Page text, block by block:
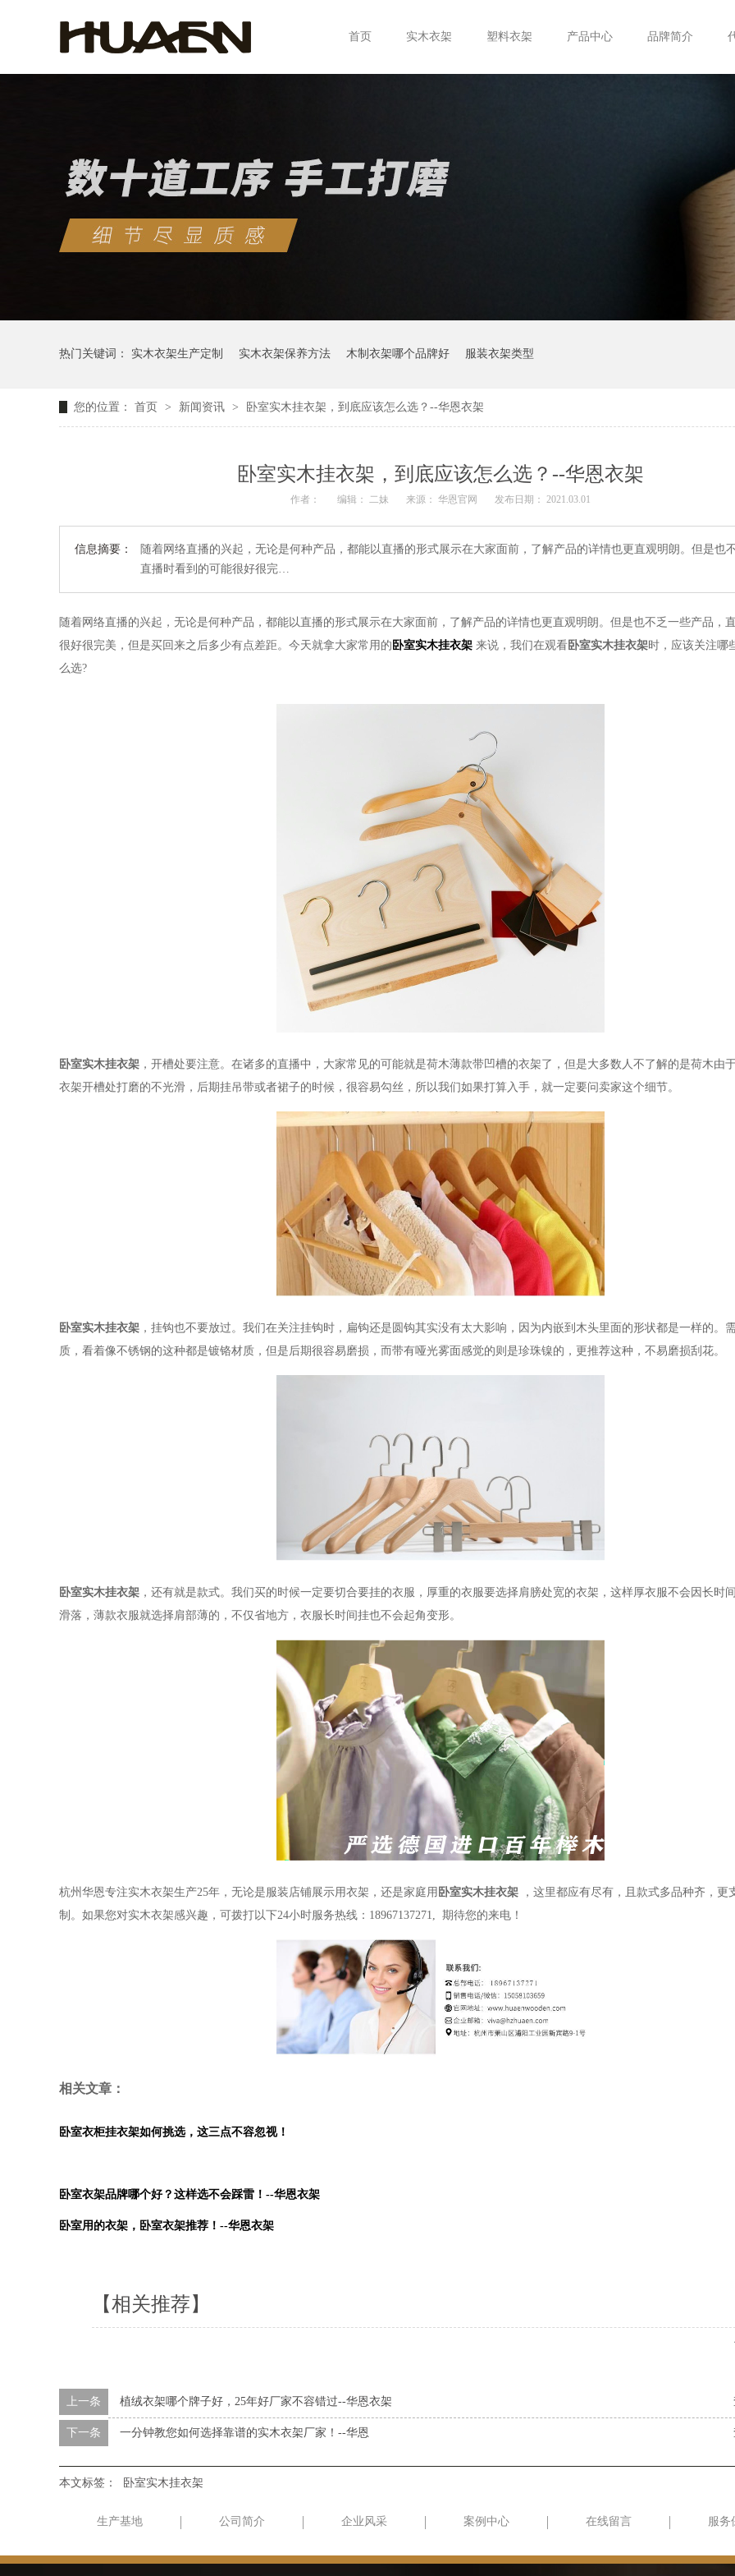
首页 实木衣架 塑料衣架 产品中心 品牌简介
热门关键词： 实木衣架生产定制 实木衣架保养方法 木制衣架哪个品牌好 服装衣架类型
您的位置： 首页 > 新闻资讯 > 卧室实木挂衣架，到底应该怎么选？--华恩衣架
卧室实木挂衣架，到底应该怎么选？--华恩衣架
作者： 编辑： 二妹 来源： 华恩官网 发布日期： 2021.03.01
信息摘要：
随着网络直播的兴起，无论是何种产品，都能以直播的形式展示在大家面前，了解产品的详情也更直观明朗。但是也
直播时看到的可能很好很完…
随着网络直播的兴起，无论是何种产品，都能以直播的形式展示在大家面前，了解产品的详情也更直观明朗。但是也不乏一些产品，
很好很完美，但是买回来之后多少有点差距。今天就拿大家常用的 卧室实木挂衣架 来说，我们在观看卧室实木挂衣架时，应该关注哪
么选?
卧室实木挂衣架 ，开槽处要注意。在诸多的直播中，大家常见的可能就是荷木薄款带凹槽的衣架了，但是大多数人不了解的是荷木由
衣架开槽处打磨的不光滑，后期挂吊带或者裙子的时候，很容易勾丝，所以我们如果打算入手，就一定要问卖家这个细节。
卧室实木挂衣架 ，挂钩也不要放过。我们在关注挂钩时，扁钩还是圆钩其实没有太大影响，因为内嵌到木头里面的形状都是一样的。
质，看着像不锈钢的这种都是镀铬材质，但是后期很容易磨损，而带有哑光雾面感觉的则是珍珠镍的，更推荐这种，不易磨损刮花。
卧室实木挂衣架 ，还有就是款式。我们买的时候一定要切合要挂的衣服，厚重的衣服要选择肩膀处宽的衣架，这样厚衣服不会因长时
滑落，薄款衣服就选择肩部薄的，不仅省地方，衣服长时间挂也不会起角变形。
杭州华恩专注实木衣架生产25年，无论是服装店铺展示用衣架，还是家庭用 卧室实木挂衣架
，这里都应有尽有，且款式多品种齐，更
制。如果您对实木衣架感兴趣，可拨打以下24小时服务热线： 18967137271, 期待您的来电！
相关文章：
卧室衣柜挂衣架如何挑选，这三点不容忽视！
卧室衣架品牌哪个好？这样选不会踩雷！--华恩衣架
卧室用的衣架，卧室衣架推荐！--华恩衣架
【相关推荐】
上一条 植绒衣架哪个牌子好，25年好厂家不容错过--华恩衣架
下一条 一分钟教您如何选择靠谱的实木衣架厂家！--华恩
本文标签： 卧室实木挂衣架
生产基地 公司简介 企业风采 案例中心 在线留言 服务